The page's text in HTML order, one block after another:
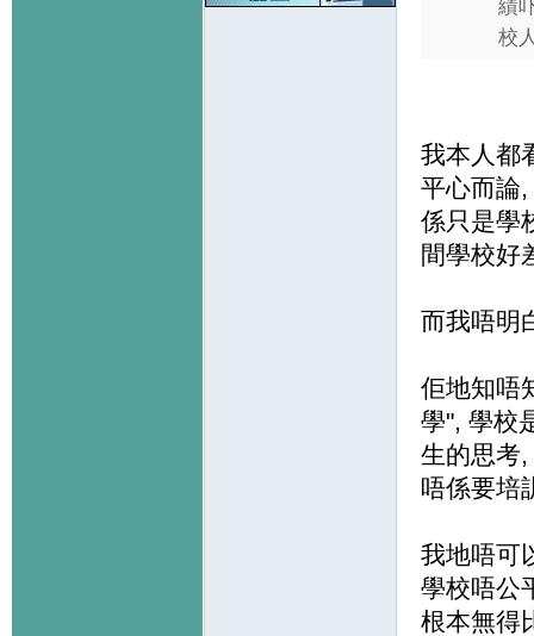
績
校
我本人都
平心而論
係只是學
間學校好
而我唔明
佢地知唔
學", 學校
生的思考
唔係要培
我地唔可
學校唔公
根本無得